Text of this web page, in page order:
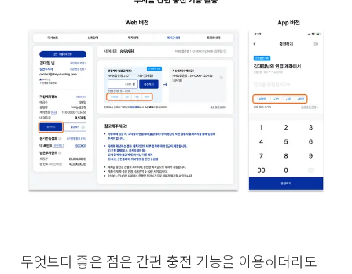
무엇보다 좋은 점은 간편 충전 기능을 이용하더라도